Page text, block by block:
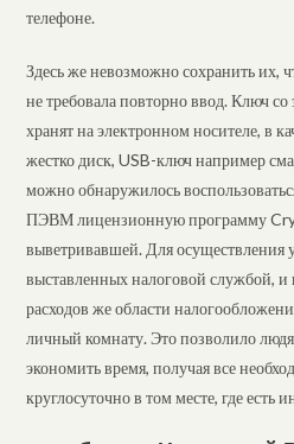
телефоне.
Здесь же невозможно сохранить их,
не требовала повторно ввод. Ключ
хранят на электронном носителе, в
жестко диск, USB-ключ например
можно обнаружилось
ПЭВМ лицензионную программу
выветривавшей. Для осуществления
выставленных налоговой службой, и
расходов же области
личный комнату. Это позволило
экономить время, получая все
круглосуточно в том месте, где есть